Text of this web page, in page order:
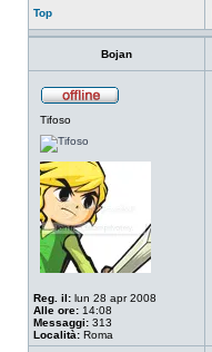
Top
Bojan
Tifoso
Reg. il: lun 28 apr 2008
Alle ore: 14:08
Messaggi: 313
Località: Roma